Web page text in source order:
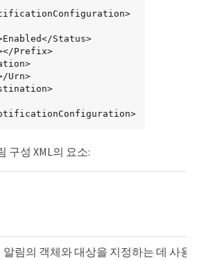
구성 XML의 요소:
알림의 객체와 대상을 지정하는 데 사용